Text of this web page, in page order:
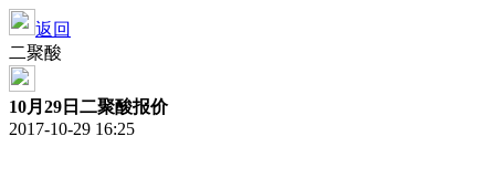
返回
二聚酸
10月29日二聚酸报价
2017-10-29 16:25